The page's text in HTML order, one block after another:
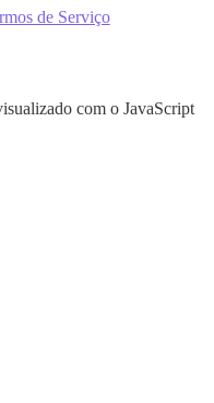
de Serviço
com o JavaScript